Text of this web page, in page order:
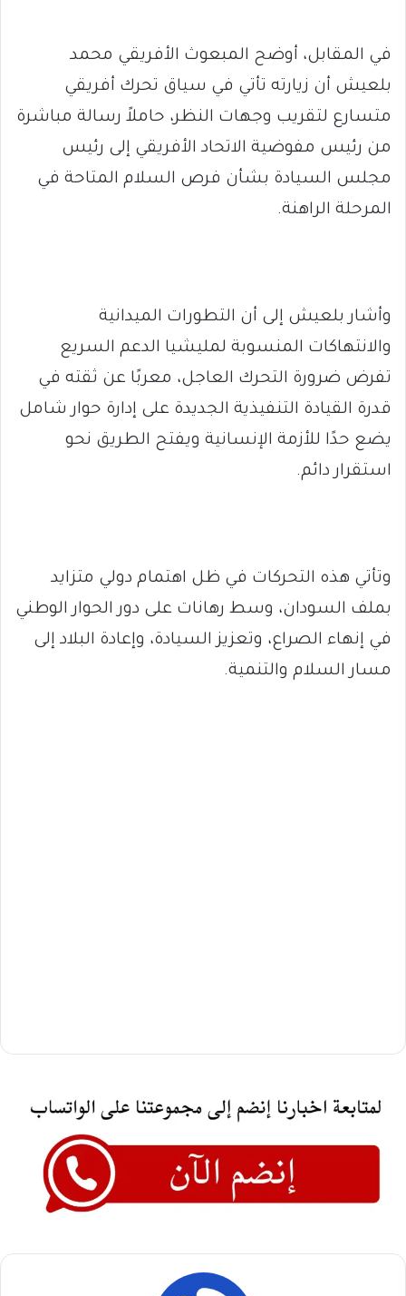
في المقابل، أوضح المبعوث الأفريقي محمد
بلعيش أن زيارته تأتي في سياق تحرك أفريقي
متسارع لتقريب وجهات النظر، حاملاً رسالة مباشرة
من رئيس مفوضية الاتحاد الأفريقي إلى رئيس
مجلس السيادة بشأن فرص السلام المتاحة في
المرحلة الراهنة.
وأشار بلعيش إلى أن التطورات الميدانية
والانتهاكات المنسوبة لمليشيا الدعم السريع
تفرض ضرورة التحرك العاجل، معربًا عن ثقته في
قدرة القيادة التنفيذية الجديدة على إدارة حوار شامل
يضع حدًا للأزمة الإنسانية ويفتح الطريق نحو
استقرار دائم.
وتأتي هذه التحركات في ظل اهتمام دولي متزايد
بملف السودان، وسط رهانات على دور الحوار الوطني
في إنهاء الصراع، وتعزيز السيادة، وإعادة البلاد إلى
مسار السلام والتنمية.